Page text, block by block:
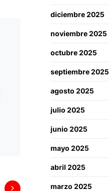
diciembre 2025
noviembre 2025
octubre 2025
septiembre 2025
agosto 2025
julio 2025
junio 2025
mayo 2025
abril 2025
marzo 2025